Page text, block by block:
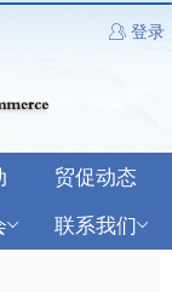
登录
贸促动态
联系我们